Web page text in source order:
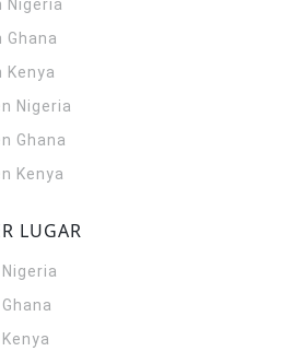
Nigeria
Kenya
Nigeria
Ghana
Kenya
LUGAR